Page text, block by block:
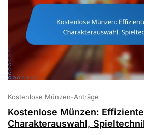
Kostenlose Münzen-Anträge
Kostenlose Münzen:
Charakterauswahl,